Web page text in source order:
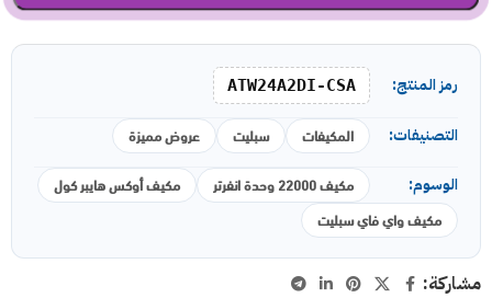
رمز المنتج: ATW24A2DI-CSA
التصنيفات: المكيفات سبليت عروض مميزة
الوسوم: مكيف 22000 وحدة انفرتر
مكيف أوكس هايبر كول
مكيف واي فاي سبليت
مشاركة: